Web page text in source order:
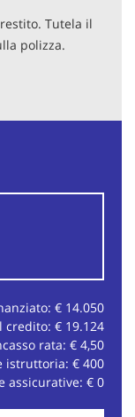
a tutti
Tutela il
polizza.
€ 14.050
credito: € 19.124
rata: € 4,50
istruttoria: € 400
assicurative: € 0